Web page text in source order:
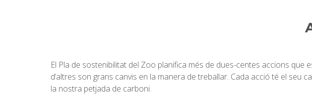
El Pla de sostenibilitat del Zoo planifica més de dues-centes accions
d’altres son grans canvis en la manera de treballar. Cada acció té el
la nostra petjada de carboni.